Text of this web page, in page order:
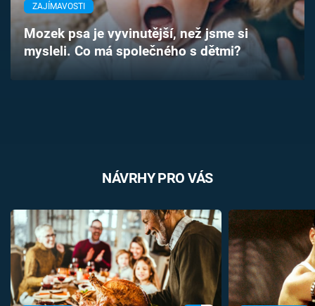
Časopis
Sledujte prima+
ZAJÍMAVOSTI
Mozek psa je vyvinutější, než jsme si
mysleli. Co má společného s dětmi?
NÁVRHY PRO VÁS